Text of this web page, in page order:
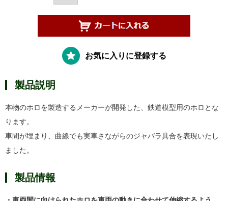
お気に入りに登録する
製品説明
本物のホロを製造するメーカーが開発した、鉄道模型用のホロとな
ります。
車間が埋まり、曲線でも実車さながらのジャバラ具合を表現いたし
ました。
製品情報